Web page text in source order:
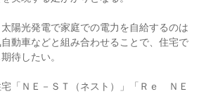
陽光発電で家庭での電力を自給するのは
動車などと組み合わせることで、住宅で
待したい。
「ＮＥ－ＳＴ（ネスト）」「Ｒｅ ＮＥ